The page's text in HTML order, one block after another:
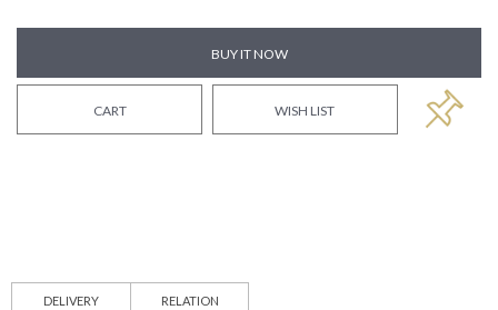
BUY IT NOW
CART WISH LIST
DELIVERY RELATION